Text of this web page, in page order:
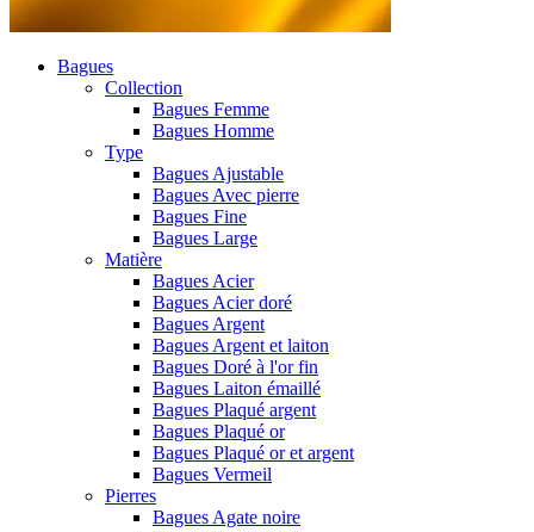
Bagues
Collection
Bagues Femme
Bagues Homme
Type
Bagues Ajustable
Bagues Avec pierre
Bagues Fine
Bagues Large
Matière
Bagues Acier
Bagues Acier doré
Bagues Argent
Bagues Argent et laiton
Bagues Doré à l'or fin
Bagues Laiton émaillé
Bagues Plaqué argent
Bagues Plaqué or
Bagues Plaqué or et argent
Bagues Vermeil
Pierres
Bagues Agate noire